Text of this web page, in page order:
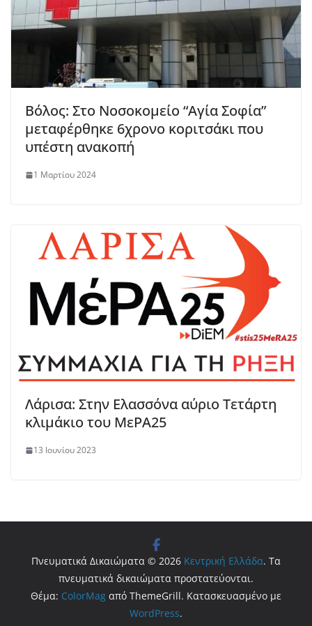
Βόλος: Στο Νοσοκομείο “Αγία Σοφία”
μεταφέρθηκε 6χρονο κοριτσάκι που
υπέστη ανακοπή
1 Μαρτίου 2024
Λάρισα: Στην Ελασσόνα αύριο Τετάρτη
κλιμάκιο του ΜεΡΑ25
13 Ιουνίου 2023
Πνευματικά Δικαιώματα © 2026 Κεντρική Ελλάδα. Τα
πνευματικά δικαιώματα προστατεύονται.
Θέμα: ColorMag από ThemeGrill. Κατασκευασμένο με
WordPress.